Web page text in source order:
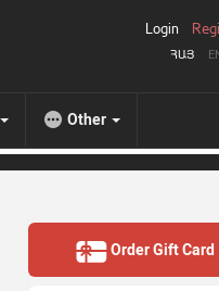
ՀԱՅ
Login
Other
Order Gift Card